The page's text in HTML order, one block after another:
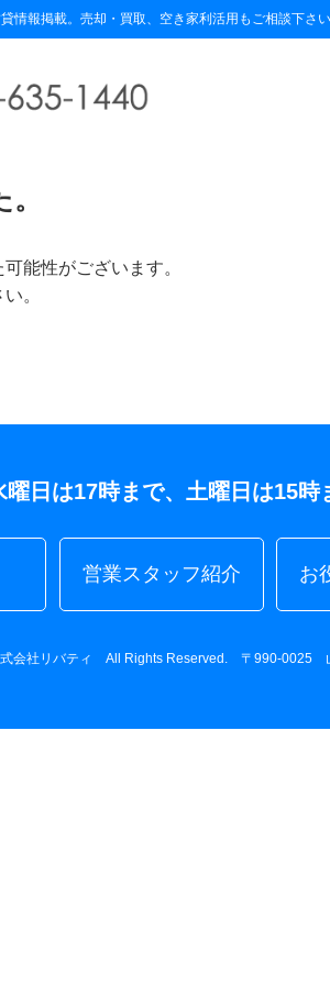
報掲載。売却・買取、空き家利活用もご相談下さ
能性がございます。
。